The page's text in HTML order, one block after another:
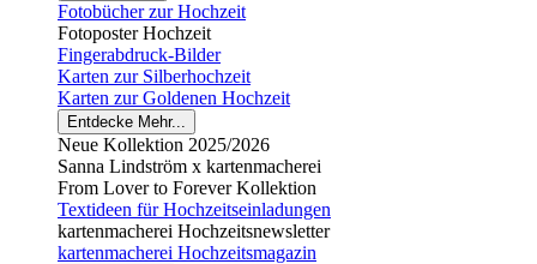
Fotobücher zur Hochzeit
Fotoposter Hochzeit
Fingerabdruck-Bilder
Karten zur Silberhochzeit
Karten zur Goldenen Hochzeit
Entdecke Mehr...
Neue Kollektion 2025/2026
Sanna Lindström x kartenmacherei
From Lover to Forever Kollektion
Textideen für Hochzeitseinladungen
kartenmacherei Hochzeitsnewsletter
kartenmacherei Hochzeitsmagazin